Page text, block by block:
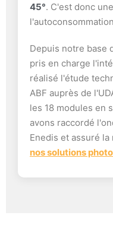
45°. C'est donc
Depuis notre base
pris en charge
réalisé l'étude
ABF auprès de
les 18 modules en
avons raccordé
Enedis et assuré
nos solutions